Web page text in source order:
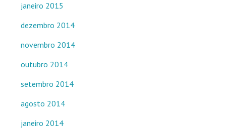
janeiro 2015
dezembro 2014
novembro 2014
outubro 2014
setembro 2014
agosto 2014
janeiro 2014